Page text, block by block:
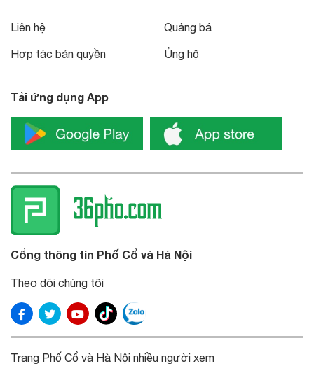
Liên hệ
Hợp tác bản quyền
Quảng bá
Ủng hộ
Tải ứng dụng App
Cổng thông tin Phố Cổ và Hà Nội
Theo dõi chúng tôi
Trang Phố Cổ và Hà Nội nhiều người xem